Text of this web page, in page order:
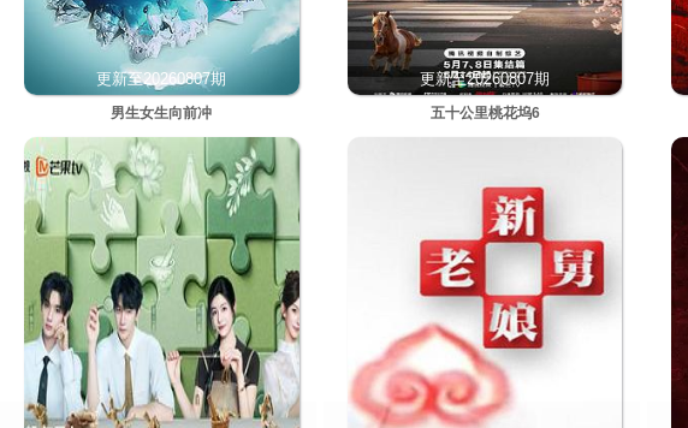
更新至20260807期
男生女生向前冲
更新至20260807期
五十公里桃花坞6